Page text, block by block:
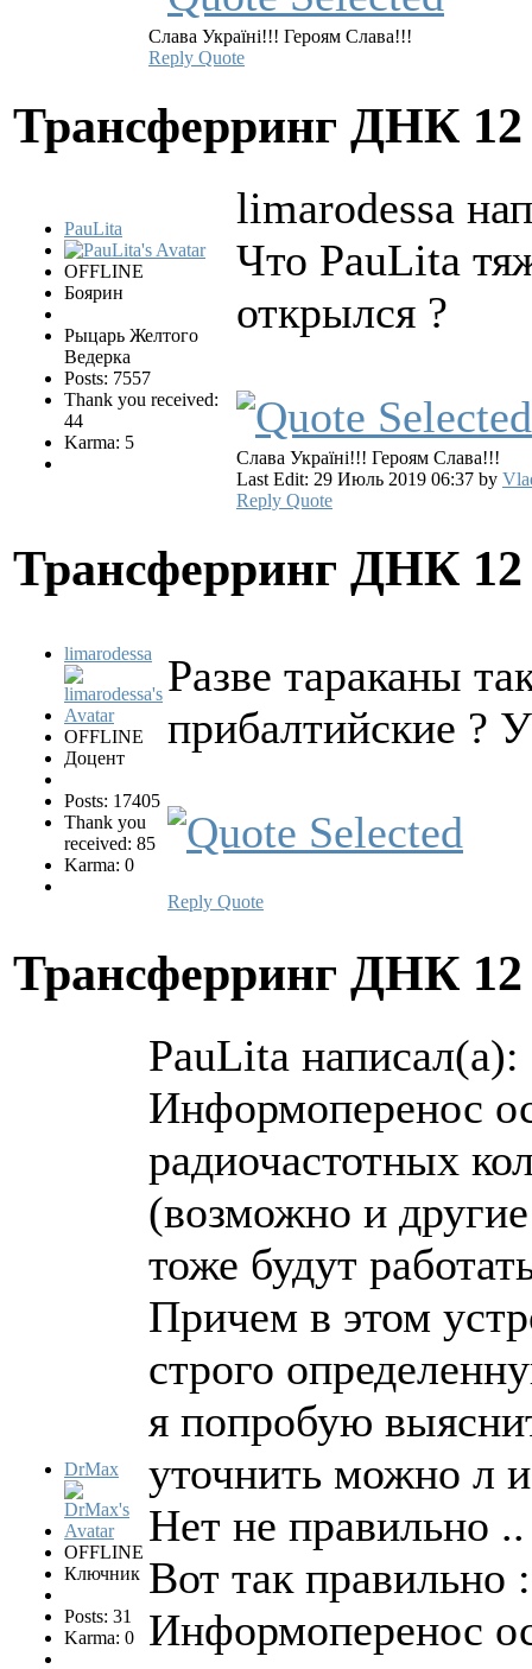
Слава Україні!!! Героям Слава!!!
Reply Quote
Трансферринг ДНК
PauLita
OFFLINE
Боярин
Рыцарь Желтого
Ведерка
Posts: 7557
Thank you received:
44
Karma: 5
limarodessa
Что PauLita
открылся ?
Слава Україні!!! Героям Слава!!!
Last Edit: 29 Июль 2019 06:37 by
Reply Quote
Трансферринг ДНК
limarodessa
OFFLINE
Доцент
Posts: 17405
Thank you
received: 85
Karma: 0
Разве тараканы
прибалтийские ?
Reply Quote
Трансферринг ДНК
DrMax
OFFLINE
Ключник
Posts: 31
Karma: 0
PauLita написал(а):
Информоперенос
радиочастотных
(возможно и
тоже будут
Причем в этом
строго
я попробую
уточнить можно л
Нет не правильно ..
Вот так правильно :
Информоперенос